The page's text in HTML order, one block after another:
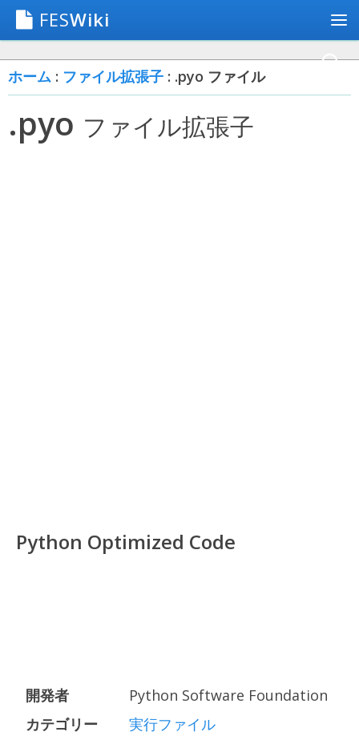
FESWiki
ホーム : ファイル拡張子 : .pyo ファイル
.pyo ファイル拡張子
Python Optimized Code
開発者
Python Software Foundation
カテゴリー
実行ファイル